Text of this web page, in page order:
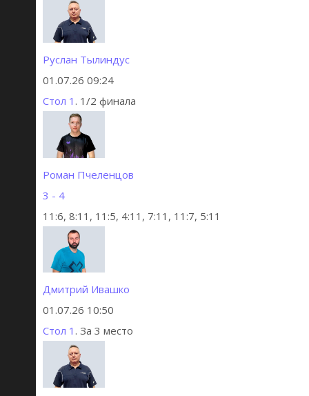
Руслан Тылиндус
01.07.26 09:24
Стол 1 . 1/2 финала
Роман Пчеленцов
3 - 4
11:6, 8:11, 11:5, 4:11, 7:11, 11:7, 5:11
Дмитрий Ивашко
01.07.26 10:50
Стол 1 . За 3 место